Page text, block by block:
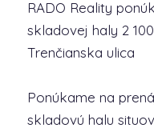
RADO Reality
skladovej haly 2
Trenčianska ulica
Ponúkame na
skladovú halu